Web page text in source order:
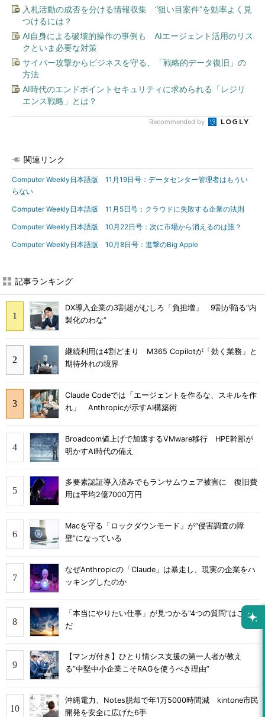
入札活動の成否を分ける情報収集 “狙い目案件”を効率よく見
つけるには？
AI自身による破壊的操作の事例も AIエージェント活用のリス
クといま必要な対策
サイバー攻撃からビジネスを守る、「戦略的データ復旧」の
方法
AI時代のエンドポイントセキュリティに求められる「レジリ
エンス戦略」とは？
Recommended by
関連リンク
Computer Weekly日本語版 11月19日号：データセンター管理者はもうい
らない
Computer Weekly日本語版 11月5日号：クラウドに失敗する企業の法則
Computer Weekly日本語版 10月22日号：次に市場から消えるのは誰？
Computer Weekly日本語版 10月8日号：進撃のBig Apple
記事ランキング
DX導入企業の3割超がむしろ「負担増」 9割が陥る“内
製化のわな”
継続利用は4割どまり M365 Copilotが「効く業務」と
期待外れの境界
Claude Codeでは「エージェントを作るな、スキルを作
れ」 Anthropicが示すAI構築術
Broadcom値上げで加速するVMware移行 HPE幹部が
明かすAI時代の備え
多要素認証導入済みでもランサムウェア被害に 復旧費
用は平均2億7000万円
Macを守る「ロックダウンモード」が“侵害調査の障
壁”になっている
なぜAnthropicの「Claude」は暴走し、現実の企業をハ
ッキングしたのか
「本当にやりたい仕事」が見つかる“4つの質問”はこれ
だ
【マンガ付き】ひとり情シス支援の第一人者が教え
る”中堅中小企業こそRAGを使うべき理由”
沖縄電力、Notes脱却で年1万5000時間減 kintone市民
開発を安全に広げた6手